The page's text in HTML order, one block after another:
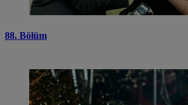
88. Bölüm